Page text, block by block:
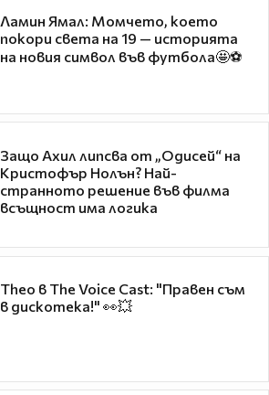
Ламин Ямал: Момчето, което
покори света на 19 — историята
на новия символ във футбола🤩⚽
Защо Ахил липсва от „Одисей“ на
Кристофър Нолън? Най-
странното решение във филма
всъщност има логика
Theo в The Voice Cast: "Правен съм
в дискотека!" 👀💥